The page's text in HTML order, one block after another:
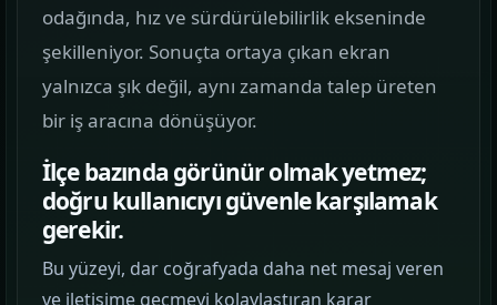
Kurumsal Web Tasarım
E-ticaret Sitesi Tasarımı
SATIŞ VITRINI
Mobil Uygulama Kodlama
MOBIL ÜRÜN
SEO & Dijital Pazarlama
ARAMA GÖRÜNÜRLÜĞÜ
odağında, hız ve sürdürülebilirlik ekseninde
şekilleniyor. Sonuçta ortaya çıkan ekran
yalnızca şık değil, aynı zamanda talep üreten
bir iş aracına dönüşüyor.
İlçe bazında görünür olmak yetmez;
doğru kullanıcıyı güvenle karşılamak
gerekir.
Bu yüzeyi, dar coğrafyada daha net mesaj veren
ve iletişime geçmeyi kolaylaştıran karar